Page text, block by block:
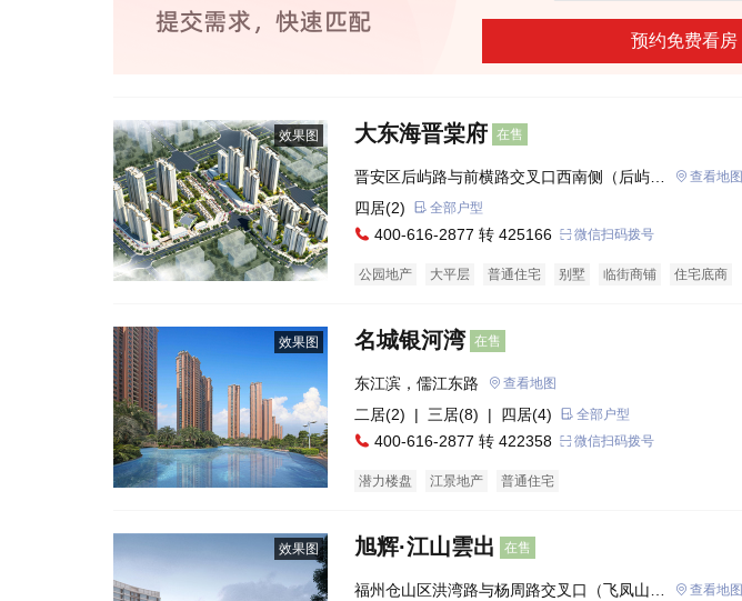
预约免费看房
效果图 大东海晋棠府 在售
晋安区后屿路与前横路交叉口西南侧（后屿路
口公交站旁）
查看地图
四居(2) 全部户型
400-616-2877 转 425166 微信扫码拨号
公园地产 大平层 普通住宅 别墅 临街商铺 住宅底商
效果图 名城银河湾 在售
东江滨，儒江东路 查看地图
二居(2) | 三居(8) | 四居(4) 全部户型
400-616-2877 转 422358 微信扫码拨号
潜力楼盘 江景地产 普通住宅
效果图 旭辉·江山雲出 在售
福州仓山区洪湾路与杨周路交叉口（飞凤山公
查看地图